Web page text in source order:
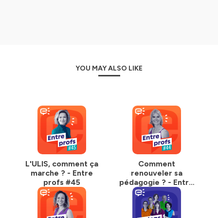
Hébergé par Ausha. Visitez ausha.co/politique-de-
YOU MAY ALSO LIKE
L'ULIS, comment ça
marche ? - Entre
profs #45
Comment
renouveler sa
pédagogie ? - Entre
profs #44